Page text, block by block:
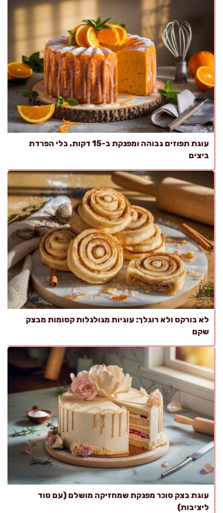
עוגת תפוזים גבוהה ומפנקת ב-15 דקות, בלי הפרדת
ביצים
לא בורקס ולא רוגלך: עוגיות מגולגלות קסומות מבצק
שקם
עוגת בצק סוכר מפנקת שמחזיקה מושלם (עם סוד
ליציבות)